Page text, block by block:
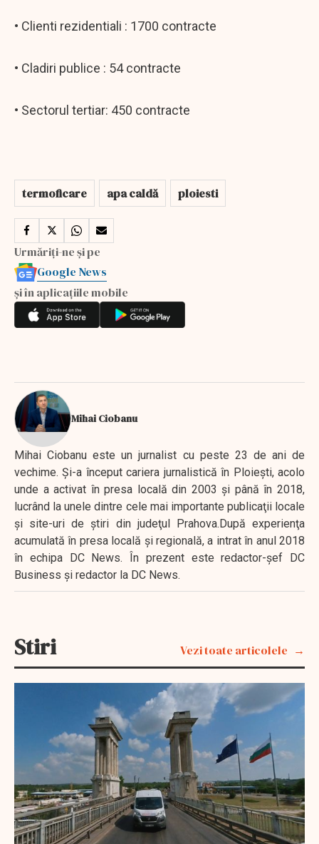
• Clienti rezidentiali : 1700 contracte
• Cladiri publice : 54 contracte
• Sectorul tertiar: 450 contracte
termoficare apa caldă ploiesti
Urmăriți-ne și pe
Google News
și în aplicațiile mobile
Mihai Ciobanu
Mihai Ciobanu este un jurnalist cu peste 23 de ani de
vechime. Şi-a început cariera jurnalistică în Ploieşti, acolo
unde a activat în presa locală din 2003 şi până în 2018,
lucrând la unele dintre cele mai importante publicaţii locale
şi site-uri de ştiri din judeţul Prahova.După experienţa
acumulată în presa locală şi regională, a intrat în anul 2018
în echipa DC News. În prezent este redactor-şef DC
Business şi redactor la DC News.
Stiri Vezi toate articolele